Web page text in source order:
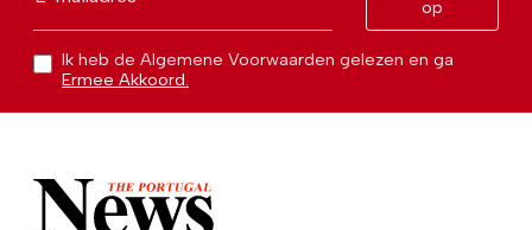
op
Ik heb de Algemene Voorwaarden gelezen en ga
Ermee Akkoord.